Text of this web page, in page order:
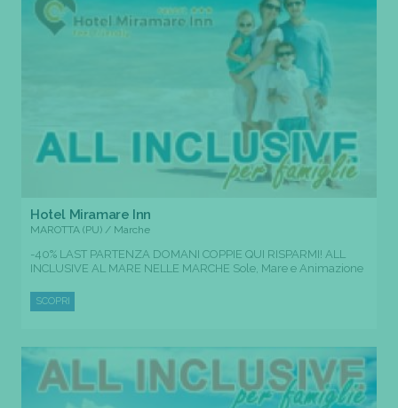
Hotel Miramare Inn
MAROTTA (PU) / Marche
-40% LAST PARTENZA DOMANI COPPIE QUI RISPARMI! ALL
INCLUSIVE AL MARE NELLE MARCHE Sole, Mare e Animazione
SCOPRI